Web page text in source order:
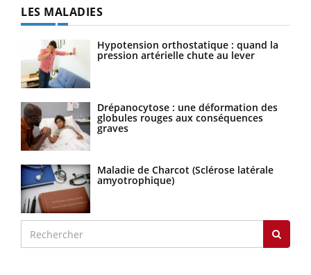
LES MALADIES
Hypotension orthostatique : quand la
pression artérielle chute au lever
Drépanocytose : une déformation des
globules rouges aux conséquences
graves
Maladie de Charcot (Sclérose latérale
amyotrophique)